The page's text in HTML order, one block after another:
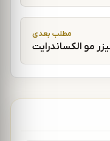
مطلب بعدی
مو الکساندرایت